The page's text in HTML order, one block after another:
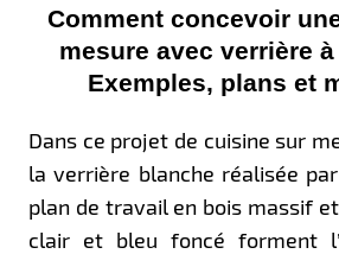
Comment concevoir
mesure avec verrière
Exemples, plans et
Dans ce projet de cuisine sur
la verrière blanche réalisée
plan de travail en bois massif
clair et bleu foncé forment